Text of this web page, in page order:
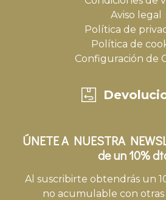
Aviso legal
Política de
Política de
Configuración de
ÚNETE A NUESTRA
de un 10%
Al suscribirte obtendrás un
no acumulable con